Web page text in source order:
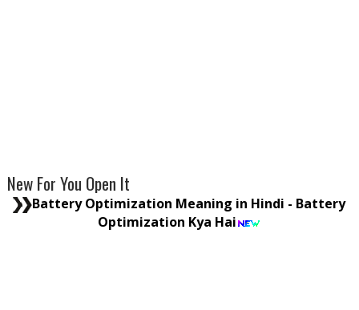
New For You Open It
Battery Optimization Meaning in Hindi - Battery
Optimization Kya Hai